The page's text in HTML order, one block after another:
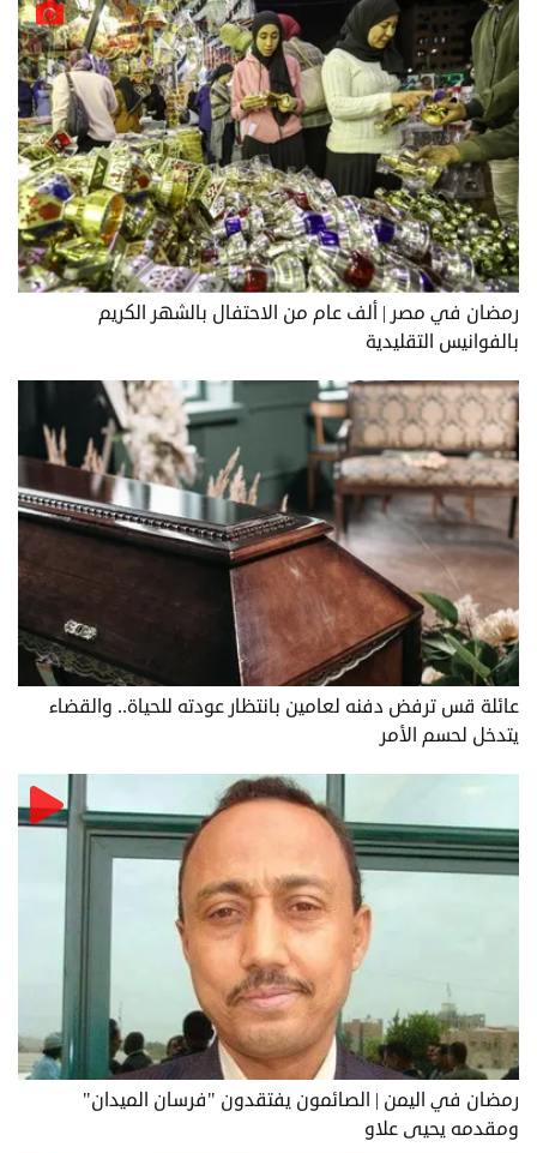
رمضان في مصر | ألف عام من الاحتفال بالشهر الكريم
بالفوانيس التقليدية
عائلة قس ترفض دفنه لعامين بانتظار عودته للحياة.. والقضاء
يتدخل لحسم الأمر
رمضان في اليمن | الصائمون يفتقدون "فرسان الميدان"
ومقدمه يحيى علاو